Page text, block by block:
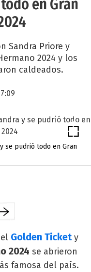
en Gran
Sandra Priore y
2024 y los
caldeados.
se pudrió todo en Gran
Golden Tickety
2024 se abrieron
famosa del país.